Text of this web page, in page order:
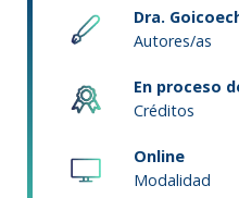
Dra.
Autores/as
En proceso
Créditos
Online
Modalidad